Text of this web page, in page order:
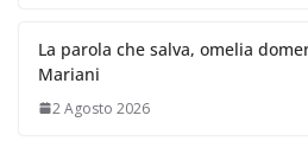
La parola che salva, omelia
Mariani
2 Agosto 2026